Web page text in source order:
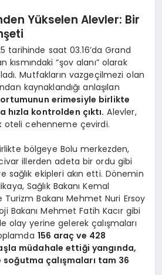
Yükselen Alevler: Bir
tarihinde saat 03.16’da Grand
kısmındaki “şov alanı” olarak
Mutfakların vazgeçilmezi olan
kaynaklandığı anlaşılan
erimesiyle birlikte
hızla kontrolden çıktı. Alevler,
oteli cehenneme çevirdi.
bölgeye Bolu merkezden,
illerden adeta bir ordu gibi
sağlık ekipleri akın etti. Dönemin
Sağlık Bakanı Kemal
Bakanı Mehmet Nuri Ersoy
Bakanı Mehmet Fatih Kacır gibi
olay yerine gelerek çalışmaları
156 araç ve 428
müdahale ettiği yangında,
çalışmaları tam 36